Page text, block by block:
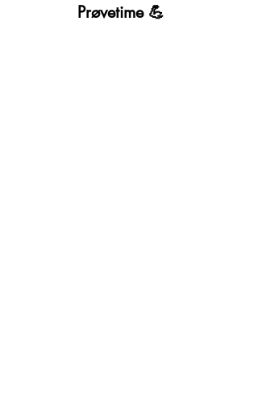
Prøvetime 💪